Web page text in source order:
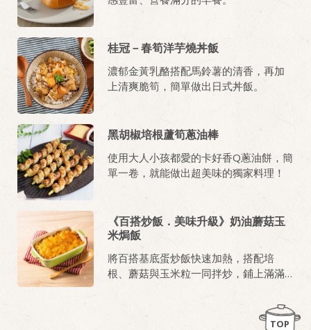
桂冠－春筍洋芋燒丼飯
濃郁金黃乳酪搭配馬鈴薯的清香，再加
上清爽脆筍，簡單做出日式丼飯。
黑胡椒培根蘆筍蔥油棒
使用大人小孩都愛的卡好香Q蔥油餅，簡
單一卷，就能做出超美味的獨家料理！
《百搭炒飯．美味升級》奶油蘑菇玉
米焗飯
將百搭基底蛋炒飯快速加熱，搭配培
根、蘑菇與玉米粒一同拌炒，鋪上滿滿
TOP